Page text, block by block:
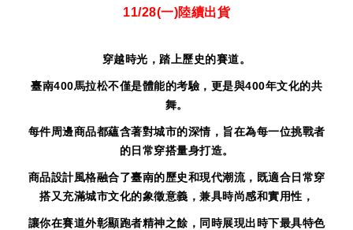
11/28(一)陸續出貨
穿越時光，踏上歷史的賽道。
臺南400馬拉松不僅是體能的考驗，更是與400年文化的共
舞。
每件周邊商品都蘊含著對城市的深情，旨在為每一位挑戰者
的日常穿搭量身打造。
商品設計風格融合了臺南的歷史和現代潮流， 既適合日常穿
搭又充滿城市文化的象徵意義， 兼具時尚感和實用性，
讓你在賽道外彰顯跑者精神之餘，同時展現出時下最具特色